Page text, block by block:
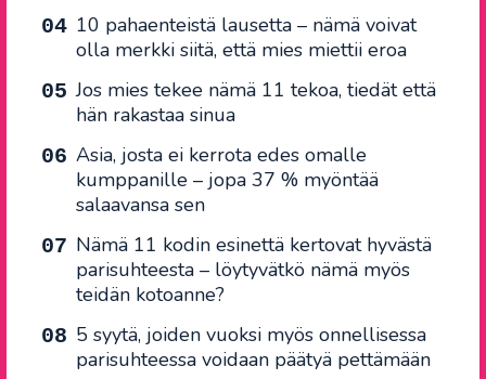
10 pahaenteistä lausetta – nämä voivat
olla merkki siitä, että mies miettii eroa
Jos mies tekee nämä 11 tekoa, tiedät että
hän rakastaa sinua
Asia, josta ei kerrota edes omalle
kumppanille – jopa 37 % myöntää
salaavansa sen
Nämä 11 kodin esinettä kertovat hyvästä
parisuhteesta – löytyvätkö nämä myös
teidän kotoanne?
5 syytä, joiden vuoksi myös onnellisessa
parisuhteessa voidaan päätyä pettämään